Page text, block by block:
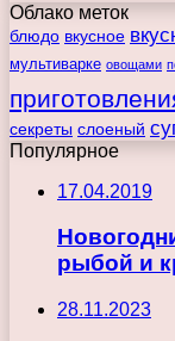
Облако меток
блюдо вкусное
мультиварке овощами
секреты слоеный
Популярное
17.04.2019
рыбой и
28.11.2023